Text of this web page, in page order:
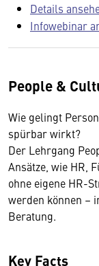
Details
Infowebinar
People &
Wie gelingt
spürbar wirkt?
Der Lehrgang
Ansätze, wie HR,
ohne eigene HR-
werden können –
Beratung.
Key Facts